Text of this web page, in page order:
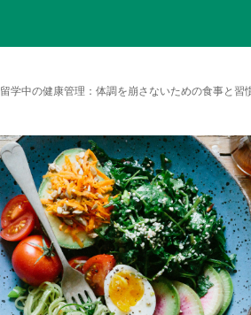
留学中の健康管理：体調を崩さないための食事と習